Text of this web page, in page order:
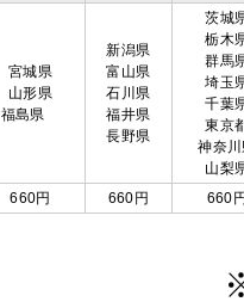
宮城県
山形県
福島県
新潟県
富山県
石川県
福井県
長野県
茨城
栃木
群馬
埼玉
千葉
東京
神奈
山梨
660円 660円 660